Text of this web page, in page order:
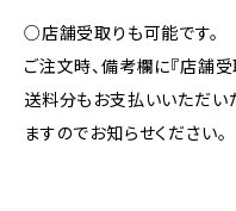
○店舗受取りも可能です。
ご注文時、備考欄に『店舗受
送料分もお支払いいただい
ますのでお知らせください。